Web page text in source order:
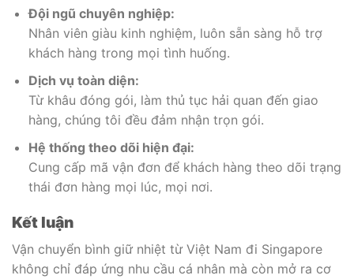
Đội ngũ chuyên nghiệp:
Nhân viên giàu kinh nghiệm, luôn sẵn sàng hỗ trợ
khách hàng trong mọi tình huống.
Dịch vụ toàn diện:
Từ khâu đóng gói, làm thủ tục hải quan đến giao
hàng, chúng tôi đều đảm nhận trọn gói.
Hệ thống theo dõi hiện đại:
Cung cấp mã vận đơn để khách hàng theo dõi trạng
thái đơn hàng mọi lúc, mọi nơi.
Kết luận
Vận chuyển bình giữ nhiệt từ Việt Nam đi Singapore
không chỉ đáp ứng nhu cầu cá nhân mà còn mở ra cơ